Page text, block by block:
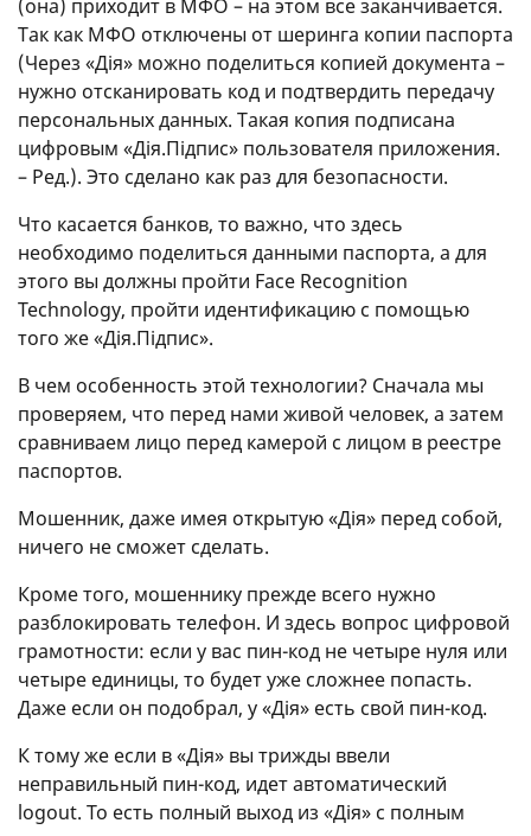
(она) приходит в МФО – на этом все заканчивается.
Так как МФО отключены от шеринга копии паспорта
(Через «Дія» можно поделиться копией документа –
нужно отсканировать код и подтвердить передачу
персональных данных. Такая копия подписана
цифровым «Дія.Підпис» пользователя приложения.
– Ред.). Это сделано как раз для безопасности.
Что касается банков, то важно, что здесь
необходимо поделиться данными паспорта, а для
этого вы должны пройти Face Recognition
Technology, пройти идентификацию с помощью
того же «Дія.Підпис».
В чем особенность этой технологии? Сначала мы
проверяем, что перед нами живой человек, а затем
сравниваем лицо перед камерой с лицом в реестре
паспортов.
Мошенник, даже имея открытую «Дія» перед собой,
ничего не сможет сделать.
Кроме того, мошеннику прежде всего нужно
разблокировать телефон. И здесь вопрос цифровой
грамотности: если у вас пин-код не четыре нуля или
четыре единицы, то будет уже сложнее попасть.
Даже если он подобрал, у «Дія» есть свой пин-код.
К тому же если в «Дія» вы трижды ввели
неправильный пин-код, идет автоматический
logout. То есть полный выход из «Дія» с полным